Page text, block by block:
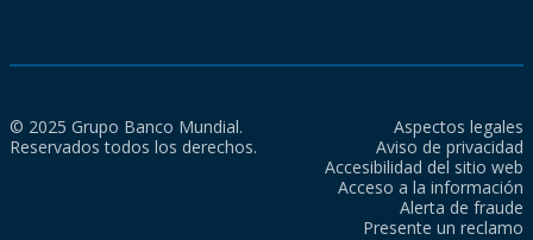
© 2025 Grupo Banco Mundial.
Reservados todos los derechos.
Aspectos legales
Aviso de privacidad
Accesibilidad del sitio web
Acceso a la información
Alerta de fraude
Presente un reclamo